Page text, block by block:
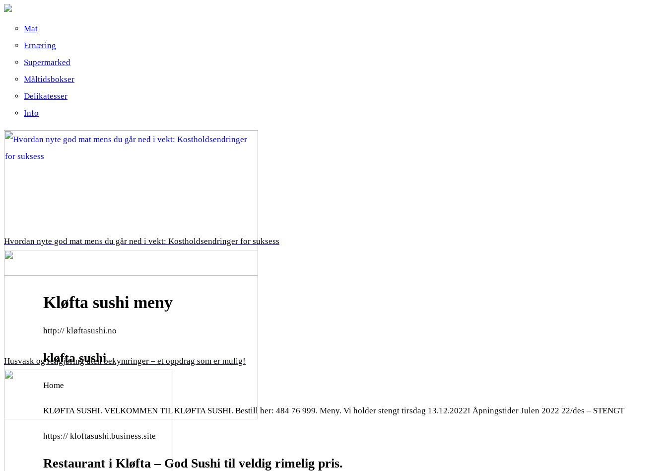
Mat
Ernæring
Supermarked
Måltidsbokser
Delikatesser
Info
Hvordan nyte god mat mens du går ned i vekt: Kostholdsendringer for suksess
Husvask og rengjøring uten bekymringer – et oppdrag som er mulig!
Kløfta sushi meny
http:// kløftasushi.no
kløfta sushi
Home
KLØFTA SUSHI. VELKOMMEN TIL KLØFTA SUSHI. Bestill her: 484 76 999. Meny. Vi holder stengt tirsdag 13.12.2022! Åpningstider Julen 2022 22/des – STENGT
https:// kloftasushi.business.site
Restaurant i Kløfta – God Sushi til veldig rimelig pris.